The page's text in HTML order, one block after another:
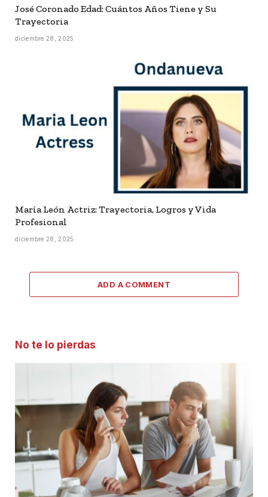
José Coronado Edad: Cuántos Años Tiene y Su
Trayectoria
diciembre 28, 2025
María León Actriz: Trayectoria, Logros y Vida
Profesional
diciembre 28, 2025
ADD A COMMENT
No te lo pierdas